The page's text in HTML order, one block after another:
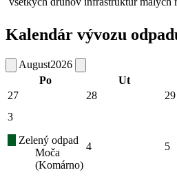
Kalendár vývozu
August2026
Po
Ut
27
28 29
3
Zelený odpad
Moča
(Komárno)
4 5